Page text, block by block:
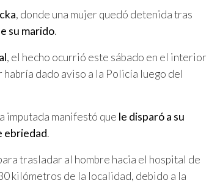
, donde una mujer quedó detenida tras
su marido.
, el hecho ocurrió este sábado en el interior
dado aviso a la Policía luego del
imputada manifestó que le disparó a su
ebriedad.
trasladar al hombre hacia el hospital de
kilómetros de la localidad, debido a la